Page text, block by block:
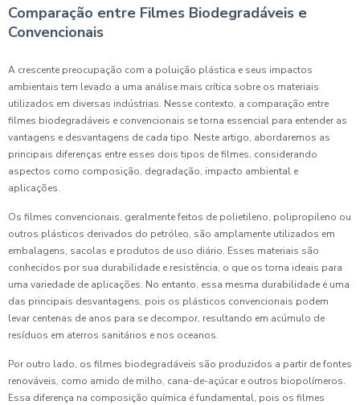
Comparação entre Filmes Biodegradáveis e
Convencionais
A crescente preocupação com a poluição plástica e seus impactos
ambientais tem levado a uma análise mais crítica sobre os materiais
utilizados em diversas indústrias. Nesse contexto, a comparação entre
filmes biodegradáveis e convencionais se torna essencial para entender as
vantagens e desvantagens de cada tipo. Neste artigo, abordaremos as
principais diferenças entre esses dois tipos de filmes, considerando
aspectos como composição, degradação, impacto ambiental e
aplicações.
Os filmes convencionais, geralmente feitos de polietileno, polipropileno ou
outros plásticos derivados do petróleo, são amplamente utilizados em
embalagens, sacolas e produtos de uso diário. Esses materiais são
conhecidos por sua durabilidade e resistência, o que os torna ideais para
uma variedade de aplicações. No entanto, essa mesma durabilidade é uma
das principais desvantagens, pois os plásticos convencionais podem
levar centenas de anos para se decompor, resultando em acúmulo de
resíduos em aterros sanitários e nos oceanos.
Por outro lado, os filmes biodegradáveis são produzidos a partir de fontes
renováveis, como amido de milho, cana-de-açúcar e outros biopolímeros.
Essa diferença na composição química é fundamental, pois os filmes